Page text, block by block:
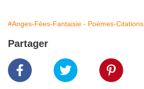
#Anges-Fées-Fantaisie - Poèmes-Citations
Partager